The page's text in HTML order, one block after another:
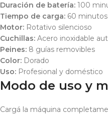
Duración de batería: 100
Tiempo de carga: 60 minutos
Motor: Rotativo silencioso
Cuchillas: Acero inoxidable
Peines: 8 guías removibles
Color: Dorado
Uso: Profesional y doméstico
Modo de uso y
Cargá la máquina